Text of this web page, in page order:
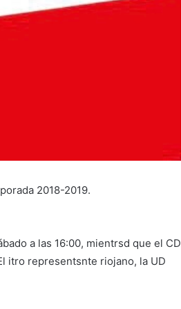
2018-2019.
a las 16:00, mientrsd que el CD
itro representsnte riojano, la UD